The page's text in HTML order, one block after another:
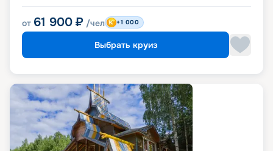
от 61 900 ₽ /чел +1 000
Выбрать круиз